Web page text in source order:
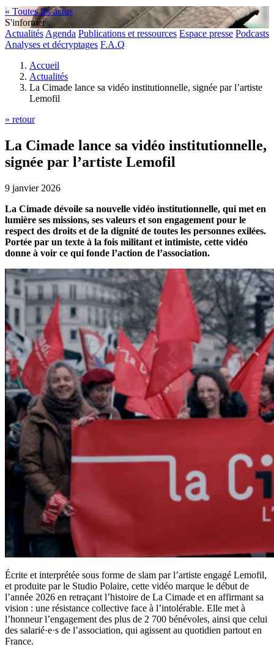
« Toutes les actus
S'informer
Actualités Agenda Publications et ressources Espace presse Podcasts
Analyses et décryptages F.A.Q
Accueil
Actualités
La Cimade lance sa vidéo institutionnelle, signée par l’artiste
Lemofil
» retour
La Cimade lance sa vidéo institutionnelle,
signée par l’artiste Lemofil
9 janvier 2026
La Cimade dévoile sa nouvelle vidéo institutionnelle, qui met en
lumière ses missions, ses valeurs et son engagement pour le
respect des droits et de la dignité de toutes les personnes exilées.
Portée par un texte à la fois militant et intimiste, cette vidéo
donne à voir ce qui fonde l’action de l’association.
Écrite et interprétée sous forme de slam par l’artiste engagé Lemofil,
et produite par le Studio Polaire, cette vidéo marque le début de
l’année 2026 en retraçant l’histoire de La Cimade et en affirmant sa
vision : une résistance collective face à l’intolérable. Elle met à
l’honneur l’engagement des plus de 2 700 bénévoles, ainsi que celui
des salarié·e·s de l’association, qui agissent au quotidien partout en
France.